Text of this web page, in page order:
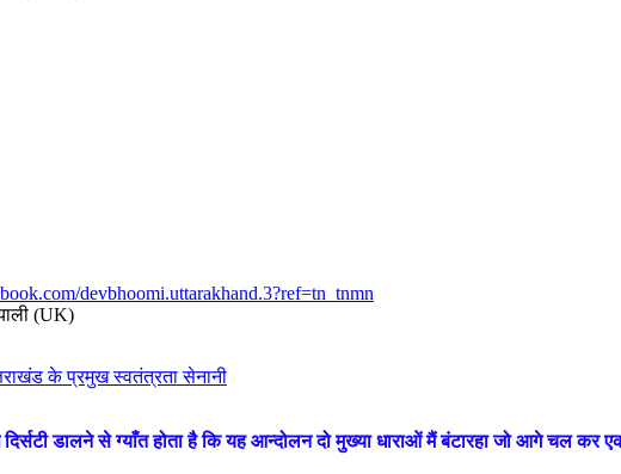
devbhoomi.uttarakhand.3?ref=tn_tnmn
(UK)
के प्रमुख स्वतंत्रता सेनानी
डालने से ग्याँत होता है कि यह आन्दोलन दो मुख्या धाराओं मैं बंटारहा जो आगे चल कर